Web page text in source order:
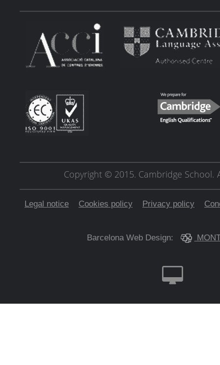
Copyright © 2015. Cambridge School.
Legal notice Cookies policy Privacy policy
Barcelona Web Design: